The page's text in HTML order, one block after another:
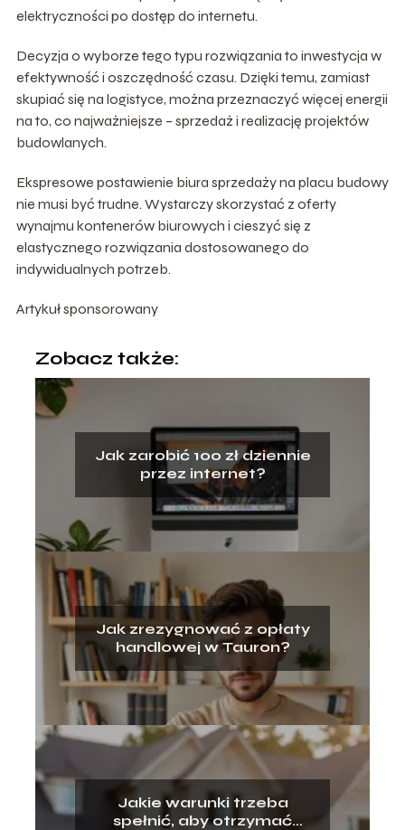
elektryczności po dostęp do internetu.
Decyzja o wyborze tego typu rozwiązania to inwestycja w
efektywność i oszczędność czasu. Dzięki temu, zamiast
skupiać się na logistyce, można przeznaczyć więcej energii
na to, co najważniejsze – sprzedaż i realizację projektów
budowlanych.
Ekspresowe postawienie biura sprzedaży na placu budowy
nie musi być trudne. Wystarczy skorzystać z oferty
wynajmu kontenerów biurowych i cieszyć się z
elastycznego rozwiązania dostosowanego do
indywidualnych potrzeb.
Artykuł sponsorowany
Zobacz także:
Jak zarobić 100 zł dziennie
przez internet?
Jak zrezygnować z opłaty
handlowej w Tauron?
Jakie warunki trzeba
spełnić, aby otrzymać